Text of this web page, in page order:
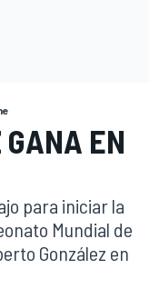
EN
para iniciar la
Mundial de
González en